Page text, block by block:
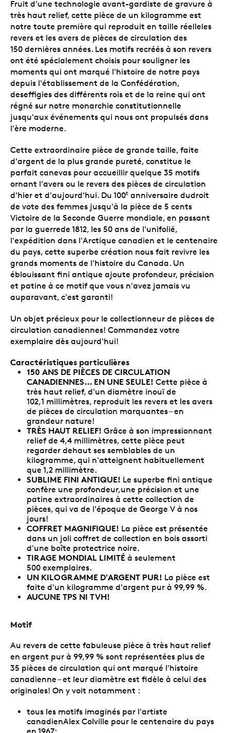
Fruit d'une technologie avant-gardiste de gravure à
très haut relief, cette pièce de un kilogramme est
notre toute première qui reproduit en taille réelleles
revers et les avers de pièces de circulation des
150 dernières années. Les motifs recréés à son revers
ont été spécialement choisis pour souligner les
moments qui ont marqué l'histoire de notre pays
depuis l'établissement de la Confédération,
deseffigies des différents rois et de la reine qui ont
régné sur notre monarchie constitutionnelle
jusqu'aux événements qui nous ont propulsés dans
l'ère moderne.
Cette extraordinaire pièce de grande taille, faite
d'argent de la plus grande pureté, constitue le
parfait canevas pour accueillir quelque 35 motifs
ornant l'avers ou le revers des pièces de circulation
d'hier et d'aujourd'hui. Du 100E anniversaire dudroit
de vote des femmes jusqu'à la pièce de 5 cents
Victoire de la Seconde Guerre mondiale, en passant
par la guerrede 1812, les 50 ans de l'unifolié,
l'expédition dans l'Arctique canadien et le centenaire
du pays, cette superbe création nous fait revivre les
grands moments de l'histoire du Canada. Un
éblouissant fini antique ajoute profondeur, précision
et patine à ce motif que vous n'avez jamais vu
auparavant, c'est garanti!
Un objet précieux pour le collectionneur de pièces de
circulation canadiennes! Commandez votre
exemplaire dès aujourd'hui!
Caractéristiques particulières
150 ANS DE PIÈCES DE CIRCULATION
CANADIENNES… EN UNE SEULE! Cette pièce à
très haut relief, d'un diamètre inouï de
102,1 millimètres, reproduit les revers et les avers
de pièces de circulation marquantes – en
grandeur nature!
TRÈS HAUT RELIEF! Grâce à son impressionnant
relief de 4,4 millimètres, cette pièce peut
regarder dehaut ses semblables de un
kilogramme, qui n'atteignent habituellement
que 1,2 millimètre.
SUBLIME FINI ANTIQUE! Le superbe fini antique
confère une profondeur,une précision et une
patine extraordinaires à cette collection de
pièces, qui va de l'époque de George V à nos
jours!
COFFRET MAGNIFIQUE! La pièce est présentée
dans un joli coffret de collection en bois assorti
d'une boîte protectrice noire.
TIRAGE MONDIAL LIMITÉ à seulement
500 exemplaires.
UN KILOGRAMME D'ARGENT PUR! La pièce est
faite d'un kilogramme d'argent pur à 99,99 %.
AUCUNE TPS NI TVH!
Motif
Au revers de cette fabuleuse pièce à très haut relief
en argent pur à 99,99 % sont représentées plus de
35 pièces de circulation qui ont marqué l'histoire
canadienne – et leur diamètre est fidèle à celui des
originales! On y voit notamment :
tous les motifs imaginés par l'artiste
canadienAlex Colville pour le centenaire du pays
en 1967;